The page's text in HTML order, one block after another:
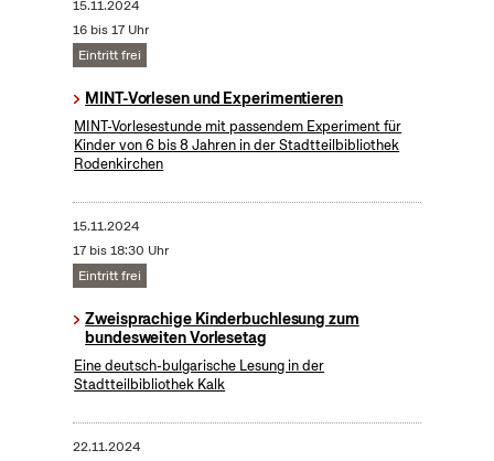
15.11.2024
16 bis 17 Uhr
Eintritt frei
MINT-Vorlesen und Experimentieren
MINT-Vorlesestunde mit passendem Experiment für
Kinder von 6 bis 8 Jahren in der Stadtteilbibliothek
Rodenkirchen
15.11.2024
17 bis 18:30 Uhr
Eintritt frei
Zweisprachige Kinderbuchlesung zum
bundesweiten Vorlesetag
Eine deutsch-bulgarische Lesung in der
Stadtteilbibliothek Kalk
22.11.2024